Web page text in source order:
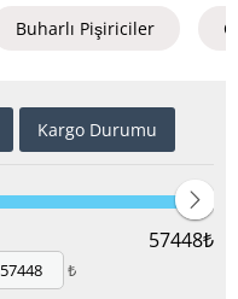
Buharlı Pişiriciler
Kargo Durumu
57448₺
₺